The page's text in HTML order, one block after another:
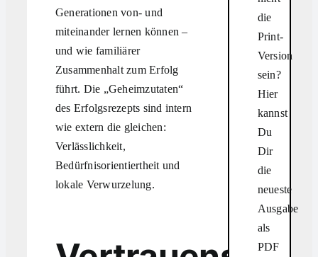
Generationen von- und
miteinander lernen können –
und wie familiärer
Zusammenhalt zum Erfolg
führt. Die „Geheimzutaten“
des Erfolgsrezepts sind intern
wie extern die gleichen:
Verlässlichkeit,
Bedürfnisorientiertheit und
lokale Verwurzelung.
die
Print-
Version
sein?
Hier
kannst
Du
Dir
die
neueste
Ausgabe
als
PDF